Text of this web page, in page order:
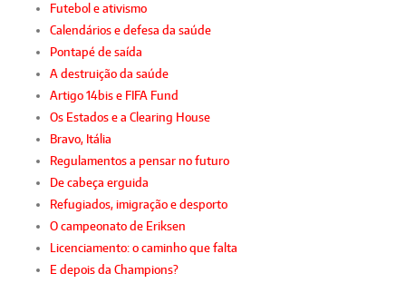
Futebol e ativismo
Calendários e defesa da saúde
Pontapé de saída
A destruição da saúde
Artigo 14bis e FIFA Fund
Os Estados e a Clearing House
Bravo, Itália
Regulamentos a pensar no futuro
De cabeça erguida
Refugiados, imigração e desporto
O campeonato de Eriksen
Licenciamento: o caminho que falta
E depois da Champions?